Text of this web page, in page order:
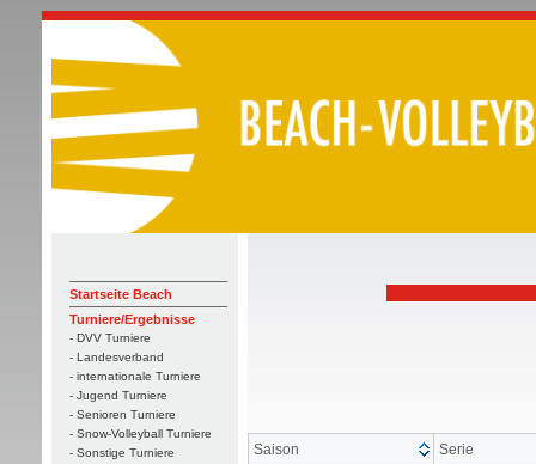
Startseite Beach
Turniere/Ergebnisse
- DVV Turniere
- Landesverband
- internationale Turniere
- Jugend Turniere
- Senioren Turniere
- Snow-Volleyball Turniere
- Sonstige Turniere
Saison Serie